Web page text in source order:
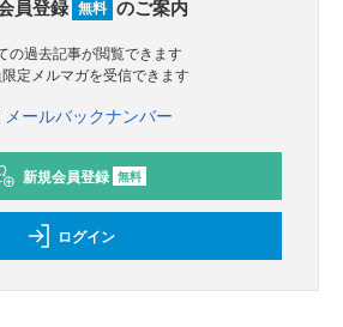
員登録 無料 のご案内
の過去記事が閲覧できます
限定メルマガを受信できます
メールバックナンバー
新規会員登録 無料
ログイン